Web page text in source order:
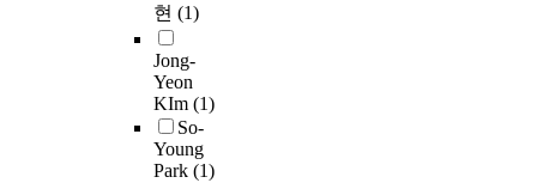
현 (1)
Jong-
Yeon
KIm (1)
So-
Young
Park (1)